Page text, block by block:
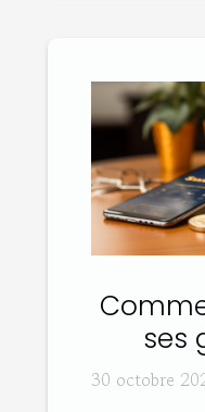
ses
30 octobre